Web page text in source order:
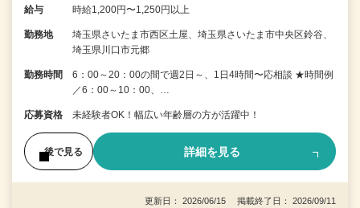
給与 時給1,200円〜1,250円以上
勤務地
埼玉県さいたま市西区土屋、埼玉県さいたま市中央区鈴谷、
埼玉県川口市元郷
勤務時間
6：00～20：00の間で週2日～、1日4時間〜応相談 ★時間例
／6：00～10：00、…
応募資格 未経験者OK！幅広い年齢層の方が活躍中！
後で見る 詳細を見る
更新日： 2026/06/15 掲載終了日： 2026/09/11